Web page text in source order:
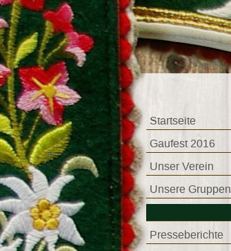
Startseite
Gaufest 2016
Unser Verein
Unsere Gruppen
Presseberichte